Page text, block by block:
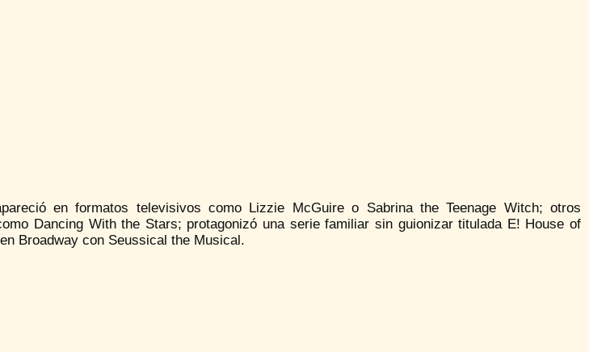
en formatos televisivos como Lizzie McGuire o Sabrina the Teenage Witch; otros
Dancing With the Stars; protagonizó una serie familiar sin guionizar titulada E! House of
Broadway con Seussical the Musical.